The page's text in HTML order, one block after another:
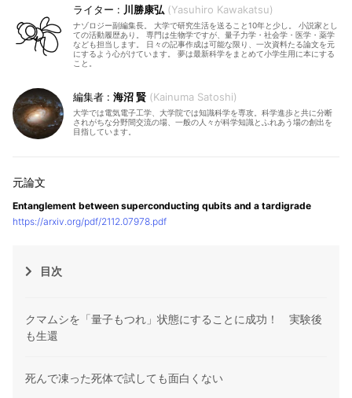
川勝康弘 Yasuhiro Kawakatsu
ナゾロジー副編集長。 大学で研究生活を送ること10年と少し。 小説家とし
ての活動履歴あり。 専門は生物学ですが、量子力学・社会学・医学・薬学
なども担当します。 日々の記事作成は可能な限り、一次資料たる論文を元
にするよう心がけています。 夢は最新科学をまとめて小学生用に本にする
こと。
海沼 賢 Kainuma Satoshi
大学では電気電子工学、大学院では知識科学を専攻。科学進歩と共に分断
されがちな分野間交流の場、一般の人々が科学知識とふれあう場の創出を
目指しています。
Entanglement between superconducting qubits and a tardigrade
https://arxiv.org/pdf/2112.07978.pdf
目次
クマムシを「量子もつれ」状態にすることに成功！ 実験後
も生還
死んで凍った死体で試しても面白くない